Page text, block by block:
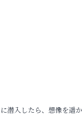
潜入したら、想像を遥